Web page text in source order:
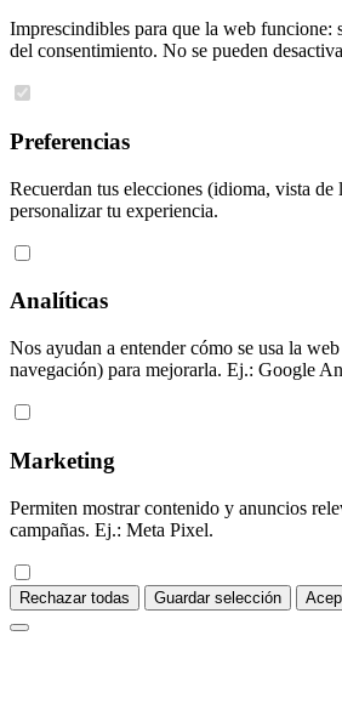
Imprescindibles para que la web funcione:
del consentimiento. No se pueden
Preferencias
Recuerdan tus elecciones (idioma, vista de
personalizar tu experiencia.
Analíticas
Nos ayudan a entender cómo se usa la
navegación) para mejorarla. Ej.: Google
Marketing
Permiten mostrar contenido y anuncios
campañas. Ej.: Meta Pixel.
Rechazar todas Guardar selección